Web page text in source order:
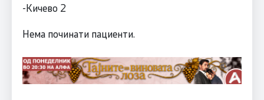
-Кичево 2
Нема починати пациенти.